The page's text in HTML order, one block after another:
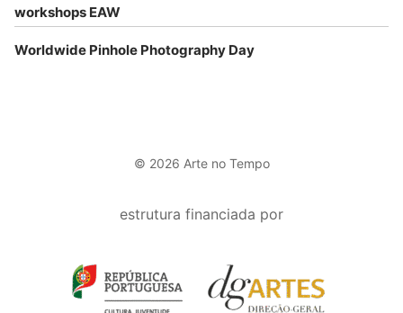
workshops EAW
Worldwide Pinhole Photography Day
© 2026 Arte no Tempo
estrutura financiada por